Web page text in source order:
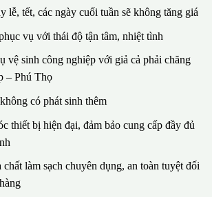
lễ, tết, các ngày cuối tuần sẽ không tăng giá
vụ với thái độ tận tâm, nhiệt tình
vệ sinh công nghiệp với giả cả phải chăng
– Phú Thọ
có phát sinh thêm
thiết bị hiện đại, đảm bảo cung cấp đầy đủ
chất làm sạch chuyên dụng, an toàn tuyệt đối